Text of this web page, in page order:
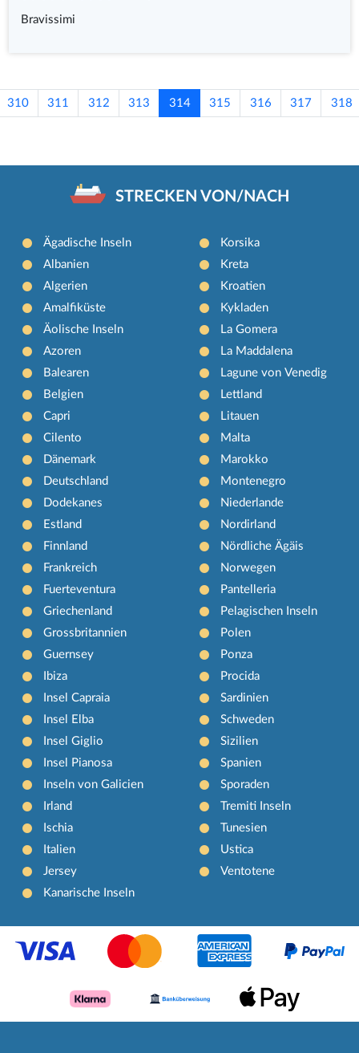
Bravissimi
310 311 312 313 314 315 316 317 318
STRECKEN VON/NACH
Ägadische Inseln
Albanien
Algerien
Amalfiküste
Äolische Inseln
Azoren
Balearen
Belgien
Capri
Cilento
Dänemark
Deutschland
Dodekanes
Estland
Finnland
Frankreich
Fuerteventura
Griechenland
Grossbritannien
Guernsey
Ibiza
Insel Capraia
Insel Elba
Insel Giglio
Insel Pianosa
Inseln von Galicien
Irland
Ischia
Italien
Jersey
Kanarische Inseln
Korsika
Kreta
Kroatien
Kykladen
La Gomera
La Maddalena
Lagune von Venedig
Lettland
Litauen
Malta
Marokko
Montenegro
Niederlande
Nordirland
Nördliche Ägäis
Norwegen
Pantelleria
Pelagischen Inseln
Polen
Ponza
Procida
Sardinien
Schweden
Sizilien
Spanien
Sporaden
Tremiti Inseln
Tunesien
Ustica
Ventotene